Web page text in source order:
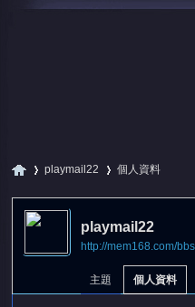
playmail22
›
個人資料
playmail22
http://mem168.com/
主題 個人資料